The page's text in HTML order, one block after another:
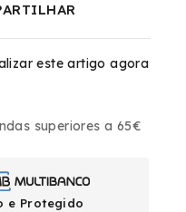
este artigo agora
superiores a 65€
e Protegido